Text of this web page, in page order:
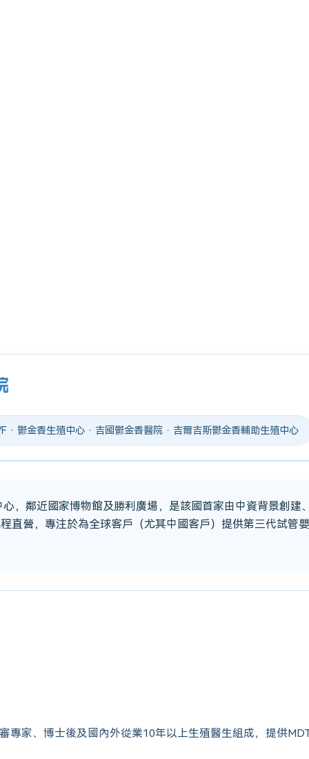
· 鬱金香生殖中心 · 吉國鬱金香醫院 · 吉爾吉斯鬱金香輔助生殖中心
，鄰近國家博物館及勝利廣場，是該國首家由中資背景創建
直營，專注於為全球客戶（尤其中國客戶）提供第三代試管
專家、博士後及國內外從業10年以上生殖醫生組成，提供